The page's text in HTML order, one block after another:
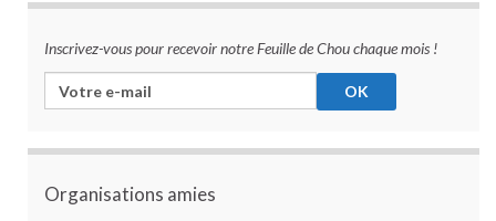
Inscrivez-vous pour recevoir notre Feuille de Chou chaque mois !
Organisations amies